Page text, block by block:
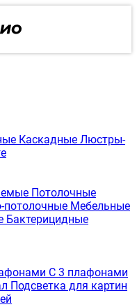
Каскадные Люстры-
Потолочные
потолочные Мебельные
Бактерицидные
С 3 плафонами
Подсветка для картин